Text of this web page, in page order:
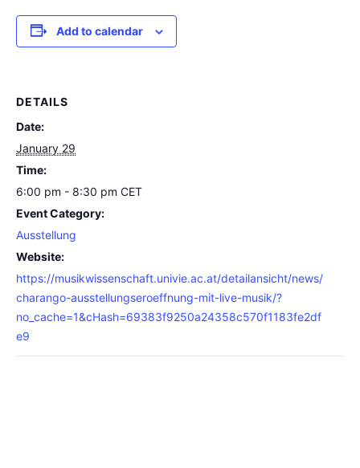
Add to calendar
DETAILS
Date:
January 29
Time:
6:00 pm - 8:30 pm CET
Event Category:
Ausstellung
Website:
https://musikwissenschaft.univie.ac.at/detailansicht/news/
charango-ausstellungseroeffnung-mit-live-musik/?
no_cache=1&cHash=69383f9250a24358c570f1183fe2df
e9